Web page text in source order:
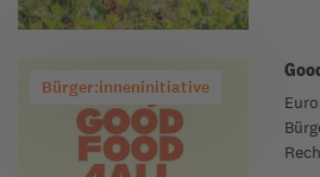
Bürger:inneninitiative